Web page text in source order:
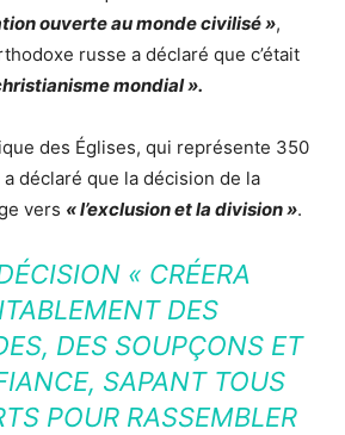
ouverte au monde civilisé »,
russe a déclaré que c’était
mondial ».
des Églises, qui représente 350
déclaré que la décision de la
vers « l’exclusion et la division ».
« CRÉERA
DES
DES SOUPÇONS ET
SAPANT TOUS
POUR RASSEMBLER